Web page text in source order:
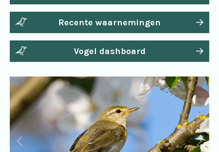
Recente waarnemingen
Vogel dashboard